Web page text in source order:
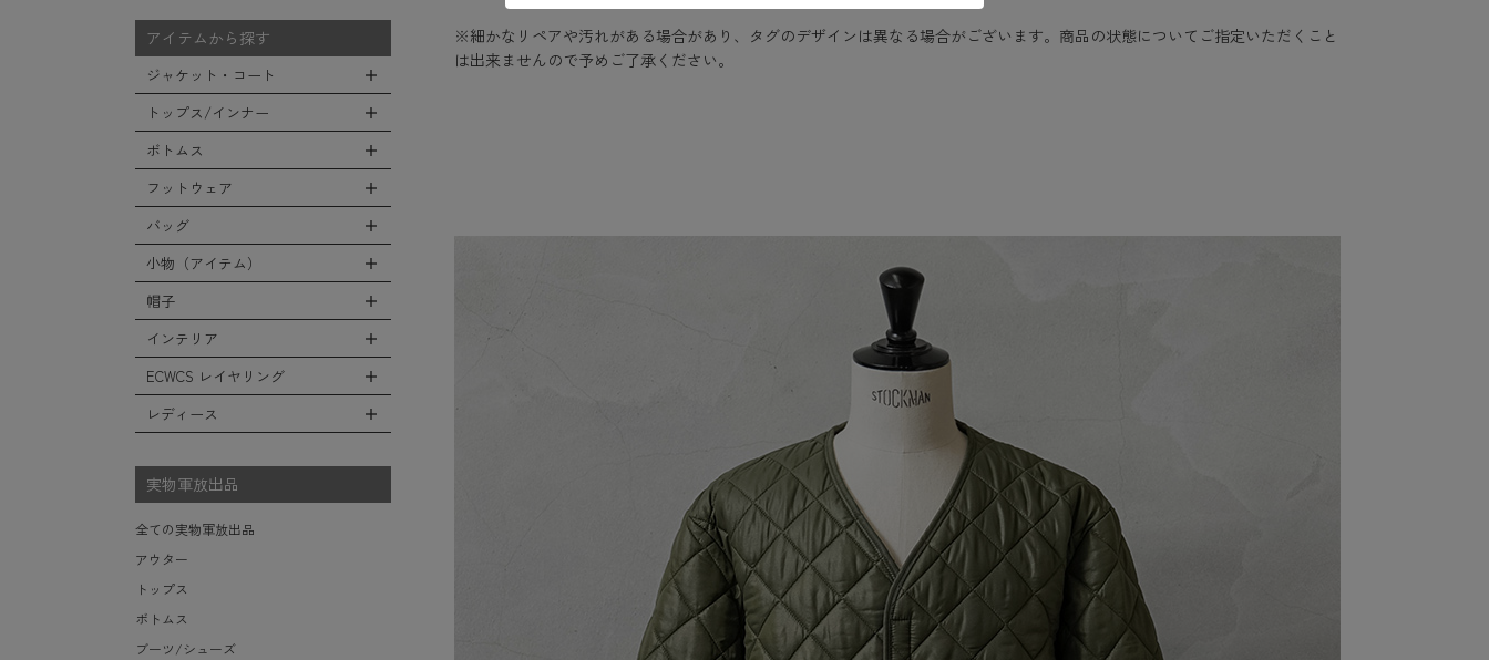
※細かなリペアや汚れがある場合があり、タグのデザインは異なる場合がございます。商品の状態についてご指定いただくこと
は出来ませんので予めご了承ください。
アイテムから探す
ジャケット・コート
全てのジャケット・コート
LEVEL7
フライトジャケット
M-65ジャケット
タンカースジャケット
コート
フリースジャケット
レザーアウター
ジャケットライナー
モッズコート
トップス/インナー
全てのトップス/インナー
Tシャツ
シャツ
スウェット/パーカー
セーター/カーディガン
ベスト
タンクトップ
ボトムス
全てのボトムス
カーゴパンツ
デニムパンツ
チノ，ワークパンツ
ファティーグパンツ
ナイロンパンツ
スウェットパンツ
ショートパンツ
アンダー（下着）
フットウェア
全てのフットウェア
ブーツ
シューズ・スニーカー
サンダル
レインシューズ・ブーツ
ソックス/靴下
バッグ
全てのバッグ
リュックサック
ショルダーバッグ
ヘルメットバッグ
トートバッグ
ダッフルバッグ
ボストンバッグ
ポーチ/ケース/etc
スーツケース/キャリーバッグ
ビジネスバッグ
小物（アイテム）
全ての小物（アイテム）
グローブ（手袋）
防寒物（ネックウォーマーetc）
傘/ポンチョ
ミリタリーウォッチ
サングラス・ゴーグル
帽子
全ての帽子
キャップ
ハット
ニット帽（ビーニー）
ベレー帽
ハンチング
キャスケット
その他
インテリア
全てのインテリア
デスク、椅子、家具
ボックス/ガソリン缶/etc
生地・テントシェル
ECWCS レイヤリング
全てのECWCS
ミッドベースレイヤー Level.2
ウィンドレイヤー Level.4
ソフトシェルレイヤー Level.5
ハードシェルレイヤー Level.6
アウターレイヤー Level.7
レディース
実物軍放出品
全ての実物軍放出品
アウター
トップス
ボトムス
ブーツ/シューズ